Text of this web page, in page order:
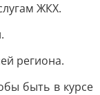
ЖКХ.
региона.
быть в курсе